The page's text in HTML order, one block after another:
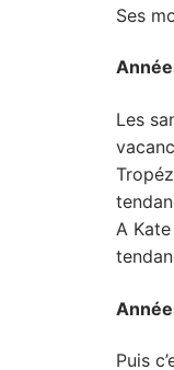
Ses
Les
A
Puis